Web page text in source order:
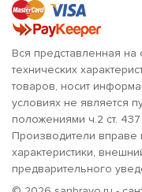
Вся представленная
технических
товаров, носит
условиях не является
положениями ч.2 ст.
Производители вправе
характеристики,
предварительного